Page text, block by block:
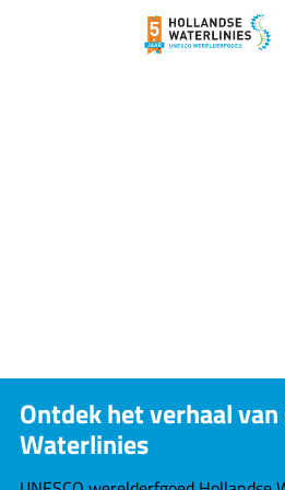
e
p
a
Ontdek het verhaal
Waterlinies